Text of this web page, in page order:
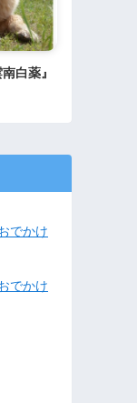
白薬』
でかけ
でかけ